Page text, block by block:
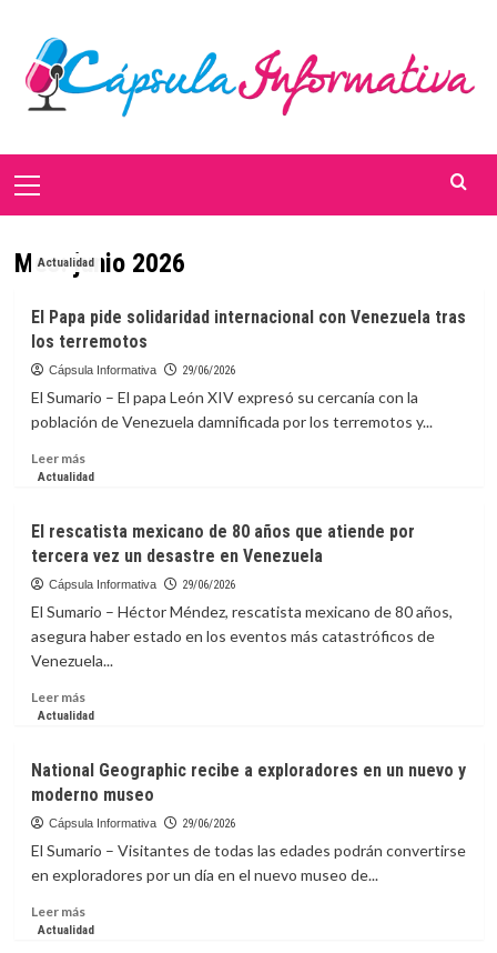
contenido
Menú
Mes:junio 2026
Actualidad
El Papa pide solidaridad internacional con Venezuela tras
los terremotos
Cápsula Informativa 29/06/2026
El Sumario – El papa León XIV expresó su cercanía con la
población de Venezuela damnificada por los terremotos y...
Leer másLeer
más
Papa
pide
solidaridad
internacional
Venezuela
tras
terremotos
Actualidad
El rescatista mexicano de 80 años que atiende por
tercera vez un desastre en Venezuela
Cápsula Informativa 29/06/2026
El Sumario – Héctor Méndez, rescatista mexicano de 80 años,
asegura haber estado en los eventos más catastróficos de
Venezuela...
Leer másLeer
más
rescatista
mexicano
de
80
que
por
Actualidad
National Geographic recibe a exploradores en un nuevo y
moderno museo
Cápsula Informativa 29/06/2026
El Sumario – Visitantes de todas las edades podrán convertirse
en exploradores por un día en el nuevo museo de...
Leer másLeer
más
Actualidad